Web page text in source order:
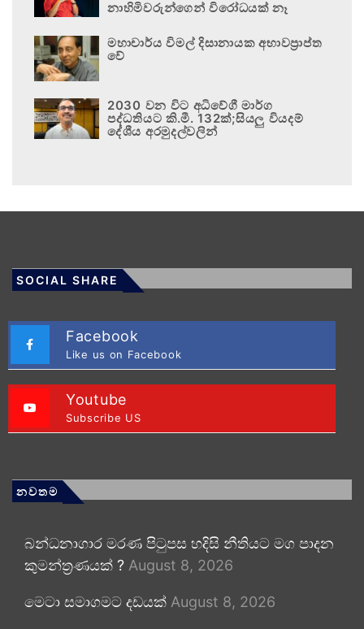
නාහිමිවරුන්ගෙන් විරෝධයක් නෑ
මහාචාර්ය විමල් දිසානායක අභාවප්‍රාප්ත
වේ
2030 වන විට අධිවේගී මාර්ග
පද්ධතියට කි.මී. 132ක්;සියලු වියදම්
දේශීය අරමුදල්වලින්
SOCIAL SHARE
Facebook
Like us on Facebook
Youtube
Subscribe US
නවතම
බන්ධනාගාර මරණ පිටුපස හදිසි නීතියට මග පාදන
කුමන්ත්‍රණයක් ? August 8, 2026
මෙටා සමාගමට දඩයක් August 8, 2026